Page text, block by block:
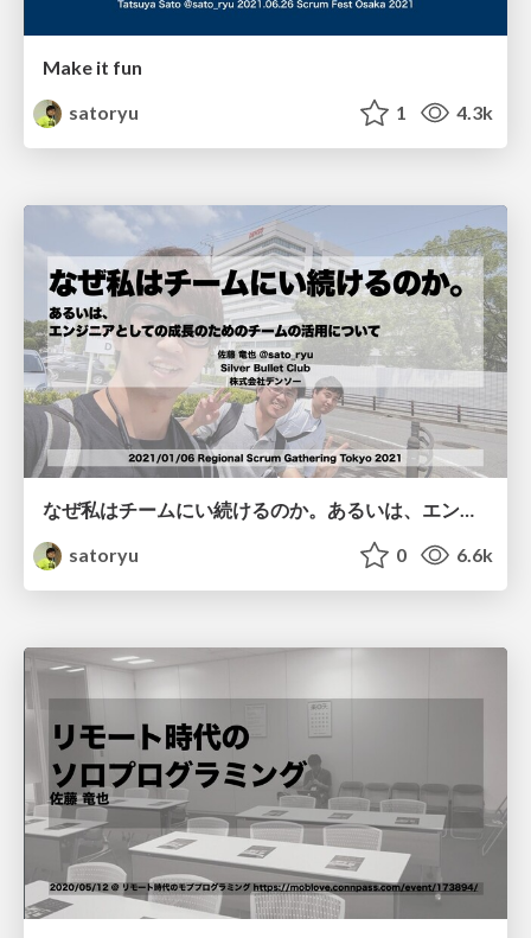
Make it fun
satoryu
1 4.3k
なぜ私はチームにい続けるのか。あるいは、エンジニアとしての成長のためのチームの活用について。 / Why I continue to be in the team #RSGT2021
satoryu
0 6.6k